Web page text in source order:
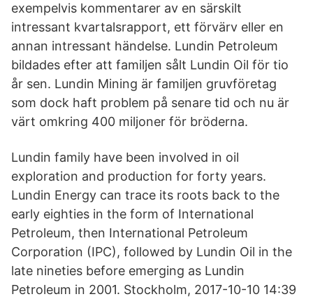
exempelvis kommentarer av en särskilt
intressant kvartalsrapport, ett förvärv eller en
annan intressant händelse. Lundin Petroleum
bildades efter att familjen sålt Lundin Oil för tio
år sen. Lundin Mining är familjen gruvföretag
som dock haft problem på senare tid och nu är
värt omkring 400 miljoner för bröderna.
Lundin family have been involved in oil
exploration and production for forty years.
Lundin Energy can trace its roots back to the
early eighties in the form of International
Petroleum, then International Petroleum
Corporation (IPC), followed by Lundin Oil in the
late nineties before emerging as Lundin
Petroleum in 2001. Stockholm, 2017-10-10 14:39